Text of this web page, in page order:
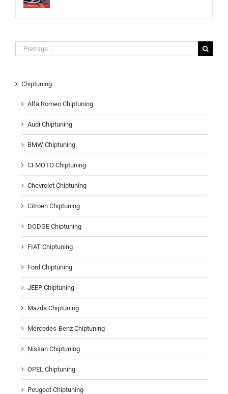
Search
for:
Chiptuning
Alfa Romeo Chiptuning
Audi Chiptuning
BMW Chiptuning
CFMOTO Chiptuning
Chevrolet Chiptuning
Citroen Chiptuning
DODGE Chiptuning
FIAT Chiptuning
Ford Chiptuning
JEEP Chiptuning
Mazda Chiptuning
Mercedes-Benz Chiptuning
Nissan Chiptuning
OPEL Chiptuning
Peugeot Chiptuning